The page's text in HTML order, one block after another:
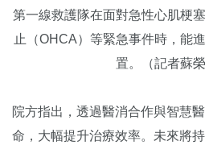
第一線救護隊在面對急性心肌梗
止（OHCA）等緊急事件時，能
置。（記者蘇榮
院方指出，透過醫消合作與智慧
命，大幅提升治療效率。未來將